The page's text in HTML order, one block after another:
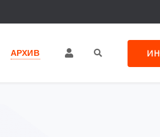
АРХИВ